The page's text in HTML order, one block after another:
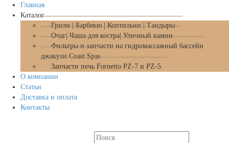
Главная
Каталог
Грили | Барбекю | Коптильни | Тандыры
Очаг| Чаша для костра| Уличный камин
Фильтры и запчасти на гидромассажный бассейн
джакузи Coast Spas
Запчасти печь Fornetto PZ-7 и PZ-5
О компании
Статьи
Доставка и оплата
Контакты